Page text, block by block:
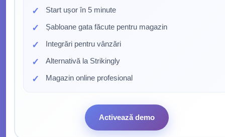
Start ușor în 5 minute
Șabloane gata făcute pentru magazin
Integrări pentru vânzări
Alternativă la Strikingly
Magazin online profesional
Activează demo